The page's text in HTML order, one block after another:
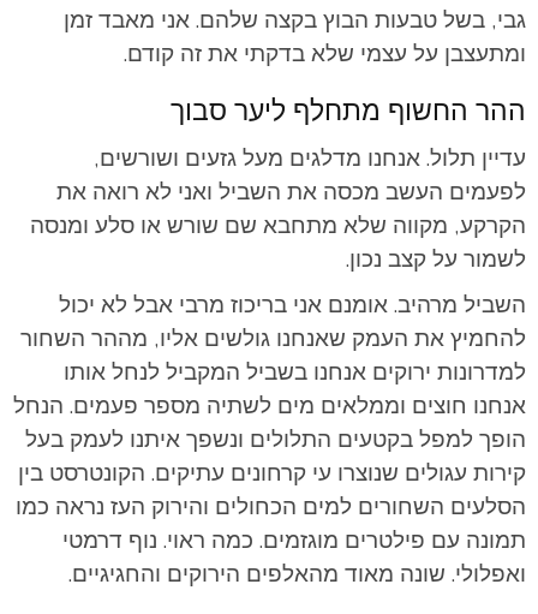
גבי, בשל טבעות הבוץ בקצה שלהם. אני מאבד זמן
ומתעצבן על עצמי שלא בדקתי את זה קודם.
ההר החשוף מתחלף ליער סבוך
עדיין תלול. אנחנו מדלגים מעל גזעים ושורשים,
לפעמים העשב מכסה את השביל ואני לא רואה את
הקרקע, מקווה שלא מתחבא שם שורש או סלע ומנסה
לשמור על קצב נכון.
השביל מרהיב. אומנם אני בריכוז מרבי אבל לא יכול
להחמיץ את העמק שאנחנו גולשים אליו, מההר השחור
למדרונות ירוקים אנחנו בשביל המקביל לנחל אותו
אנחנו חוצים וממלאים מים לשתיה מספר פעמים. הנחל
הופך למפל בקטעים התלולים ונשפך איתנו לעמק בעל
קירות עגולים שנוצרו עי קרחונים עתיקים. הקונטרסט בין
הסלעים השחורים למים הכחולים והירוק העז נראה כמו
תמונה עם פילטרים מוגזמים. כמה ראוי. נוף דרמטי
ואפלולי. שונה מאוד מהאלפים הירוקים והחגיגיים.